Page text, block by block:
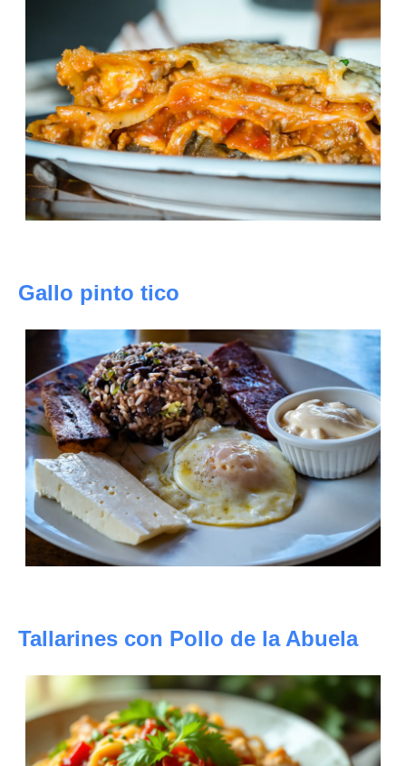
Gallo pinto tico
Tallarines con Pollo de la Abuela